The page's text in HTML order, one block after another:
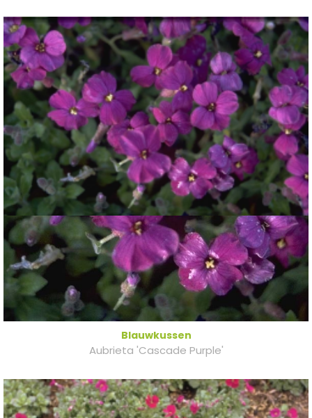
Blauwkussen
Aubrieta 'Cascade Purple'